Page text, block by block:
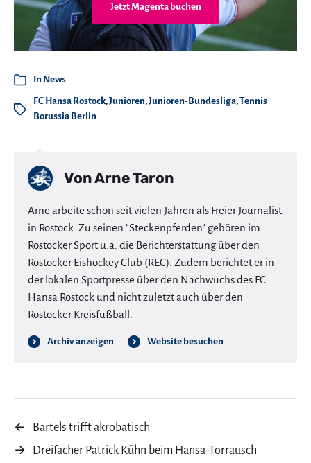
Jetzt Magenta buchen
In News
FC Hansa Rostock,Junioren,Junioren-Bundesliga,Tennis
Borussia Berlin
VonArne Taron
Arne arbeite schon seit vielen Jahren als Freier Journalist
in Rostock. Zu seinen "Steckenpferden" gehören im
Rostocker Sport u.a. die Berichterstattung über den
Rostocker Eishockey Club (REC). Zudem berichtet er in
der lokalen Sportpresse über den Nachwuchs des FC
Hansa Rostock und nicht zuletzt auch über den
Rostocker Kreisfußball.
Archiv anzeigen Website besuchen
←
Bartels trifft akrobatisch
→
Dreifacher Patrick Kühn beim Hansa-Torrausch